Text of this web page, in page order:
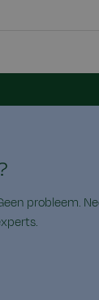
probleem.